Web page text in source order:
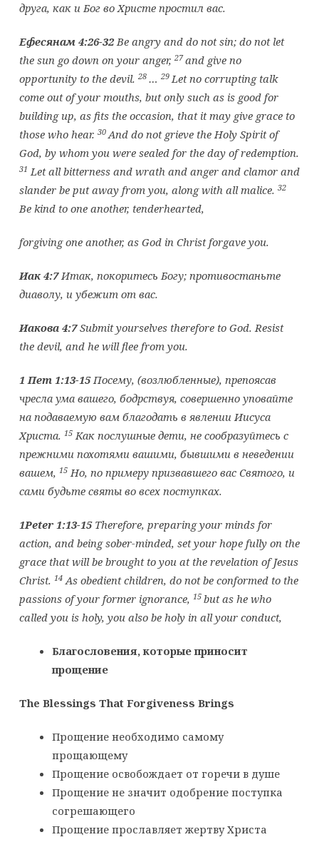
друга, как и Бог во Христе простил вас.
Ефесянам 4:26-32Be angry and do not sin; do not let
the sun go down on your anger, 27and give no
opportunity to the devil. 28 … 29Let no corrupting talk
come out of your mouths, but only such as is good for
building up, as fits the occasion, that it may give grace to
those who hear. 30And do not grieve the Holy Spirit of
God, by whom you were sealed for the day of redemption.
31 Let all bitterness and wrath and anger and clamor and
slander be put away from you, along with all malice. 32
Be kind to one another, tenderhearted,
forgiving one another, as God in Christ forgave you.
Иак 4:7Итак, покоритесь Богу; противостаньте
диаволу, и убежит от вас.
Иакова 4:7Submit yourselves therefore to God. Resist
the devil, and he will flee from you.
1 Пет 1:13-15Посему, (возлюбленные), препоясав
чресла ума вашего, бодрствуя, совершенно уповайте
на подаваемую вам благодать в явлении Иисуса
Христа. 15 Как послушные дети, не сообразуйтесь с
прежними похотями вашими, бывшими в неведении
вашем, 15Но, по примеру призвавшего вас Святого, и
сами будьте святы во всех поступках.
1Peter 1:13-15Therefore, preparing your minds for
action, and being sober-minded, set your hope fully on the
grace that will be brought to you at the revelation of Jesus
Christ. 14As obedient children, do not be conformed to the
passions of your former ignorance, 15 but as he who
called you is holy, you also be holy in all your conduct,
Благословения, которые приносит
прощение
The Blessings That Forgiveness Brings
Прощение необходимо самому
прощающему
Прощение освобождает от горечи в душе
Прощение не значит одобрение поступка
согрешающего
Прощение прославляет жертву Христа